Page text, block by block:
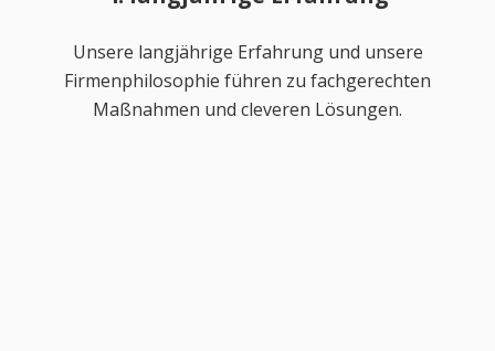
Unsere langjährige Erfahrung und unsere
Firmenphilosophie führen zu fachgerechten
Maßnahmen und cleveren Lösungen.